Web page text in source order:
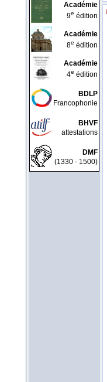
Académie
9e édition
Académie
8e édition
Académie
4e édition
BDLP
Francophonie
BHVF
attestations
DMF
(1330 - 1500)